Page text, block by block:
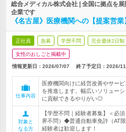
総合メディカル株式会社 | 全国に拠点を
企業です
《名古屋》医療機関への【提案営
正社員 急募 学歴不問 完全週休2日制
女性のおしごと掲載中
情報更新日：2026/07/07 終了予定日： 2026/
仕事内容
医療機関向けに経営改善やサー
を推進します。幅広いソリュー
に貢献できるやりがい◎
対象と
なる方
【学歴不問｜経験者募集】＜必
界不問）◆普通自動車免許（AT
経験者は歓迎します！